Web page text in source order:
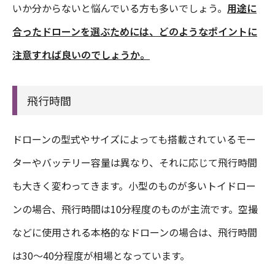
いか分からないと悩んでいる方も多いでしょう。 用途に
合ったドローンを選ぶためには、どのようなポイントに
注意すれば良いのでしょうか。
飛行時間
ドローンの型式やサイズによっても搭載されているモー
ターやバッテリー容量は異なり、それに応じて飛行時間
も大きく変わってきます。小型のものが多いトイドロー
ンの場合、飛行時間は10分程度のものが主流です。空撮
などに使用される本格的なドローンの場合は、飛行時間
は30〜40分程度が相場となっています。